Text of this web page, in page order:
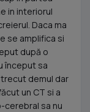
in interiorul
Daca ma
se amplifica si
după o
început sa
demul dar
un CT si a
cerebral sa nu